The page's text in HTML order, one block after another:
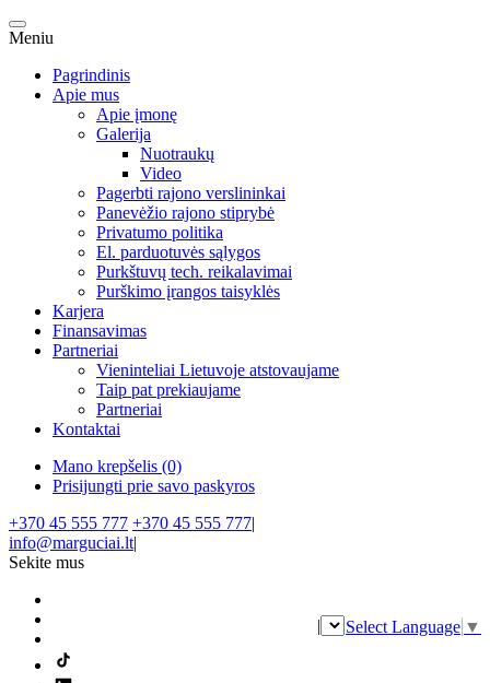
Meniu
Pagrindinis
Apie mus
Apie įmonę
Galerija
Nuotraukų
Video
Pagerbti rajono verslininkai
Panevėžio rajono stiprybė
Privatumo politika
El. parduotuvės sąlygos
Purkštuvų tech. reikalavimai
Purškimo įrangos taisyklės
Karjera
Finansavimas
Partneriai
Vieninteliai Lietuvoje atstovaujame
Taip pat prekiaujame
Partneriai
Kontaktai
Mano krepšelis (0)
Prisijungti prie savo paskyros
+370 45 555 777 +370 45 555 777|
info@marguciai.lt|
Sekite mus
| Select Language ▼